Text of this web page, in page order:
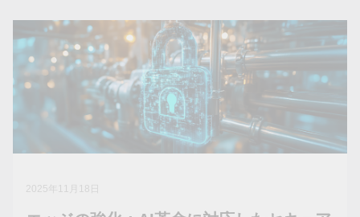
2026年1月23日
デジタル変電所が電力網のサイバーセキ
ュリティを再定義する — OT専門家の視
クの性質を変化させています。これらのリスクが迅速に
2025年11月18日